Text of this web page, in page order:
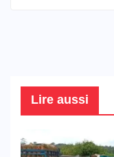
Lire aussi